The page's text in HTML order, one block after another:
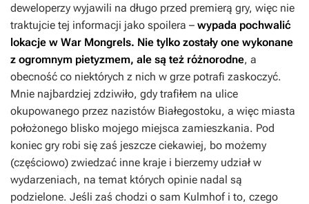
deweloperzy wyjawili na długo przed premierą gry, więc nie
traktujcie tej informacji jako spoilera – wypada pochwalić
lokacje w War Mongrels. Nie tylko zostały one wykonane
z ogromnym pietyzmem, ale są też różnorodne, a
obecność co niektórych z nich w grze potrafi zaskoczyć.
Mnie najbardziej zdziwiło, gdy trafiłem na ulice
okupowanego przez nazistów Białegostoku, a więc miasta
położonego blisko mojego miejsca zamieszkania. Pod
koniec gry robi się zaś jeszcze ciekawiej, bo możemy
(częściowo) zwiedzać inne kraje i bierzemy udział w
wydarzeniach, na temat których opinie nadal są
podzielone. Jeśli zaś chodzi o sam Kulmhof i to, czego